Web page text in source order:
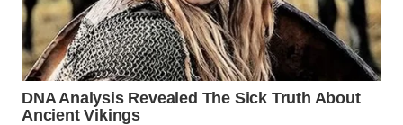
WN
NATUNA
WN